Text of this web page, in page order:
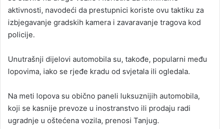
aktivnosti, navodeći da prestupnici koriste ovu taktiku za
izbjegavanje gradskih kamera i zavaravanje tragova kod
policije.
Unutrašnji dijelovi automobila su, takođe, popularni među
lopovima, iako se rjeđe kradu od svjetala ili ogledala.
Na meti lopova su obično paneli luksuznijih automobila,
koji se kasnije prevoze u inostranstvo ili prodaju radi
ugradnje u oštećena vozila, prenosi Tanjug.